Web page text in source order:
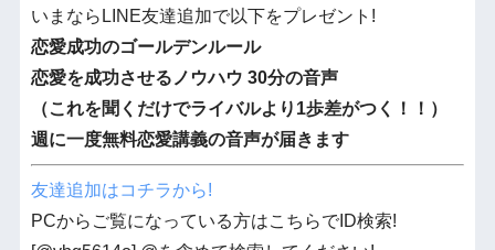
いまならLINE友達追加で以下をプレゼント!
恋愛成功のゴールデンルール
恋愛を成功させるノウハウ 30分の音声
（これを聞くだけでライバルより1歩差がつく！！）
週に一度無料恋愛講義の音声が届きます
友達追加はコチラから!
PCからご覧になっている方はこちらでID検索!